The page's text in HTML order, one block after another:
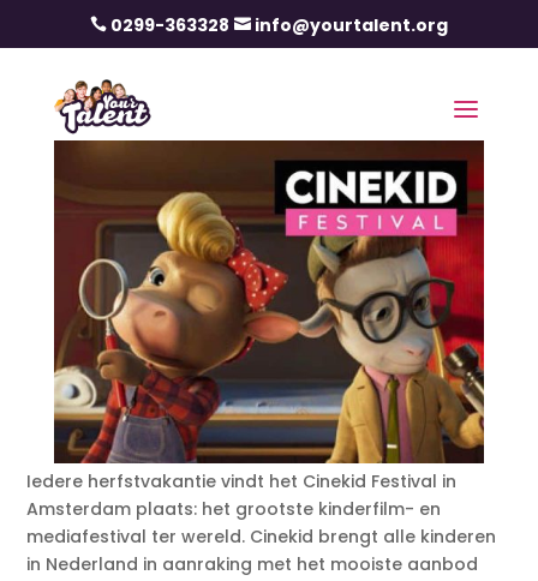
 0299-363328  info@yourtalent.org
Iedere herfstvakantie vindt het Cinekid Festival in
Amsterdam plaats: het grootste kinderfilm- en
mediafestival ter wereld. Cinekid brengt alle kinderen
in Nederland in aanraking met het mooiste aanbod